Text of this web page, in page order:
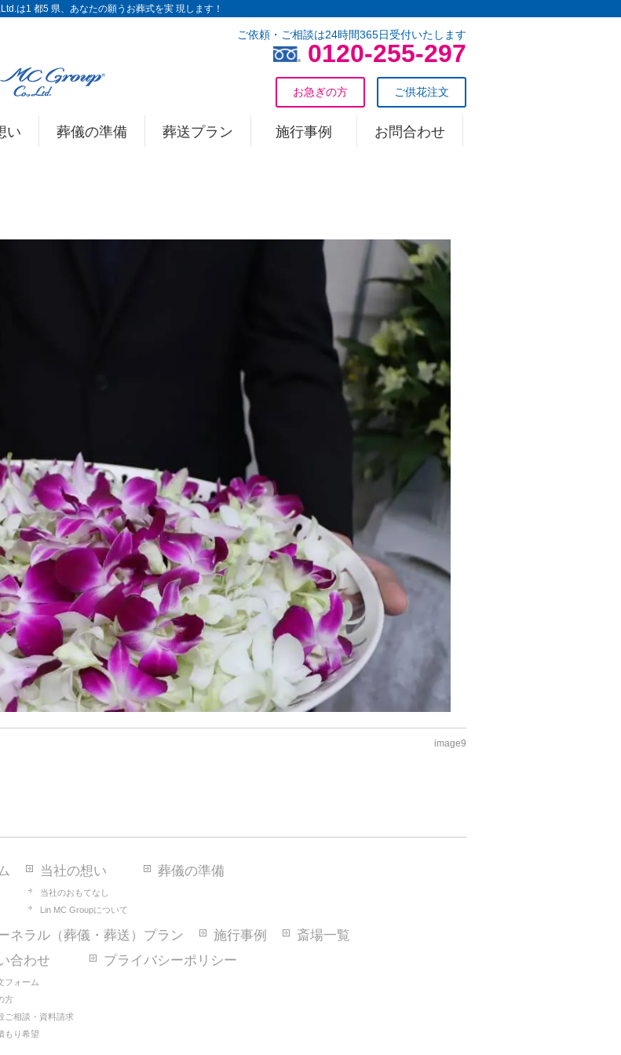
は1 都5 県、あなたの願うお葬式を実 現します！
ご依頼・ご相談は24時間365日受付いたします
0120-255-297
ご供花注文
お急ぎの方
い 葬儀の準備 葬送プラン 施行事例 お問合わせ
image9
当社の想い
当社のおもてなし
Lin MC Groupについて
葬儀の準備
ネラル（葬儀・葬送）プラン 施行事例
斎場一覧
合わせ
フォーム
方
ご相談・資料請求
もり希望
プライバシーポリシー